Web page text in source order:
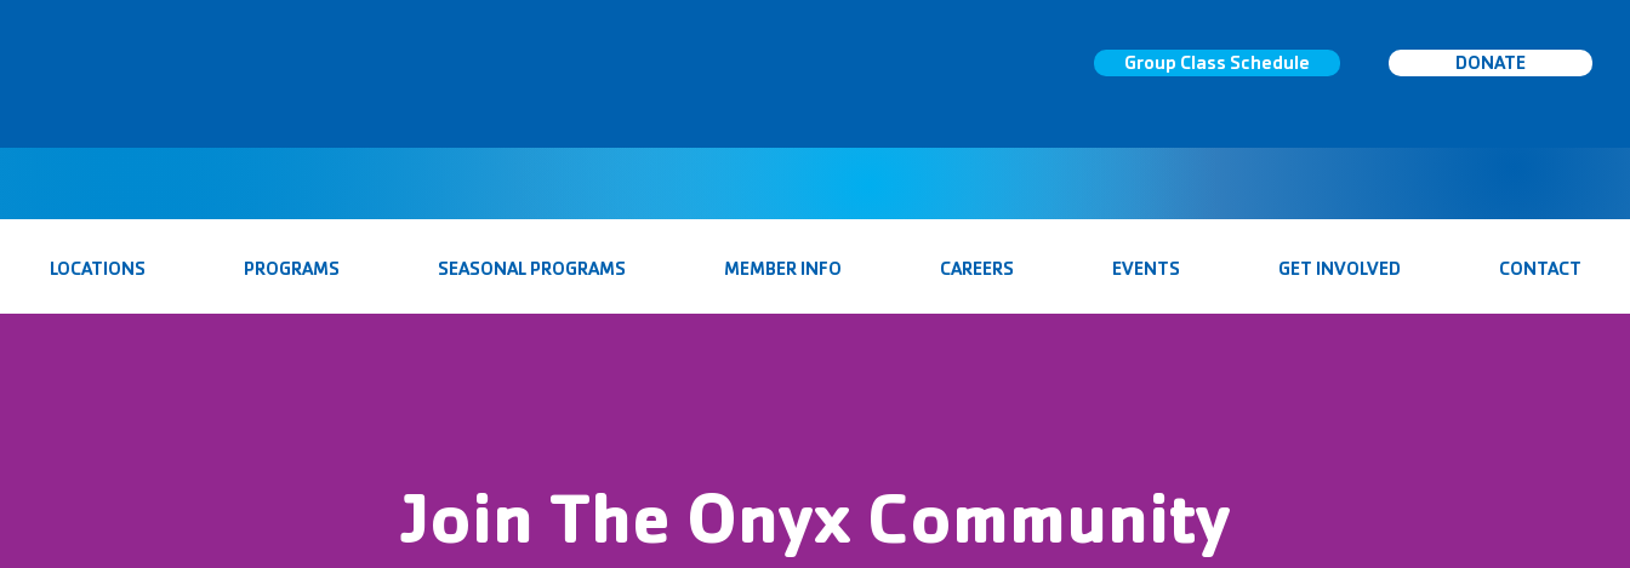
Group Class Schedule DONATE
LOCATIONS PROGRAMS SEASONAL PROGRAMS MEMBER INFO CAREERS EVENTS GET INVOLVED CONTACT
Join The Onyx Community